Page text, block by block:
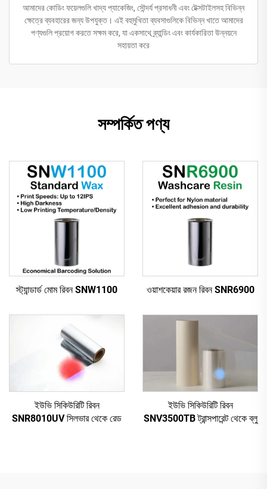
আমাদের কোডিং ফয়েলগুলি খাদ্য প্যাকেজিং, সৌন্দর্য প্রসাধনী এবং টেক্সটাইলসহ বিভিন্ন
ক্ষেত্রে ব্যবহারের জন্য উপযুক্ত। এই বহুমুখিতা ব্যবসাগুলিকে বিভিন্ন খাতে আমাদের
পণ্যগুলি প্রয়োগ করতে সক্ষম করে, যা একসাথে ব্র্যান্ডিং এবং কার্যকারিতা উন্নয়নে
সহায়তা করে
সম্পর্কিত পণ্য
স্ট্যান্ডার্ড মোম রিবন SNW1100 ওয়াশকেয়ার রজন রিবন SNR6900
ইউভি সিকিউরিটি রিবন
SNR8010UV সিলভার থেকে রেড
ইউভি সিকিউরিটি রিবন
SNV3500TB ট্রান্সপারেন্ট থেকে ব্লু